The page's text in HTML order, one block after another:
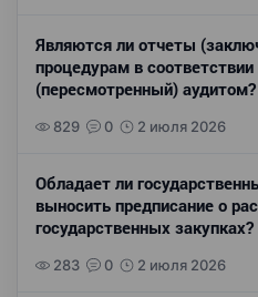
Являются ли отчеты
процедурам в
(пересмотренный) аудитом?
829 0 2 июля 2026
Обладает ли
выносить предписание о
государственных закупках?
283 0 2 июля 2026